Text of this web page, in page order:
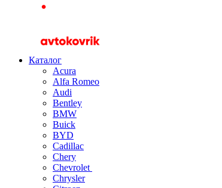
Каталог
Acura
Alfa Romeo
Audi
Bentley
BMW
Buick
BYD
Cadillac
Chery
Chevrolet
Chrysler